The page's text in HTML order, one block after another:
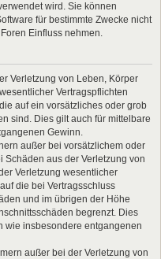
wird. Sie können
für bestimmte Zwecke nicht
Einfluss nehmen.
Verletzung von Leben, Körper
Vertragspflichten
auf ein vorsätzliches oder grob
sind. Dies gilt auch für mittelbare
Gewinn.
außer bei vorsätzlichem oder
aus der Verletzung von
Verletzung wesentlicher
die bei Vertragsschluss
und im übrigen der Höhe
begrenzt. Dies
wie insbesondere entgangenen
außer bei der Verletzung von